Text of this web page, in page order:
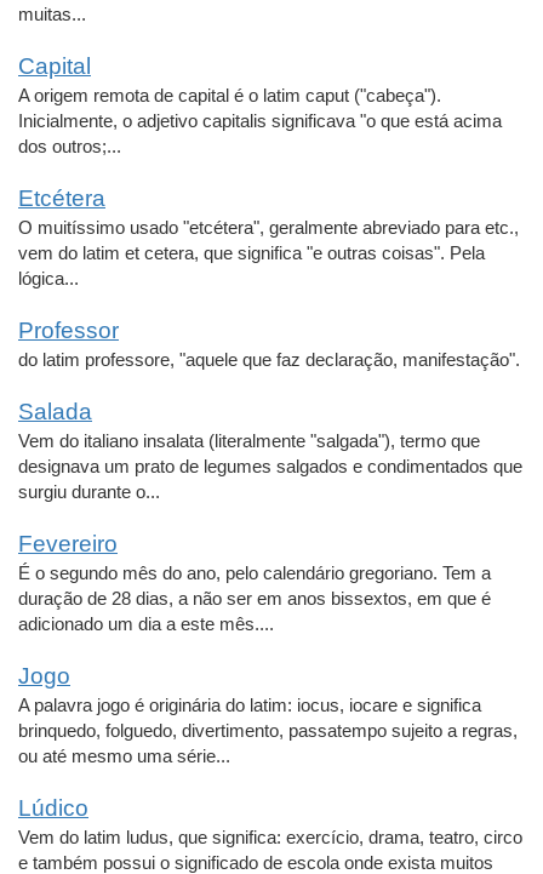
muitas...
Capital
A origem remota de capital é o latim caput ("cabeça").
Inicialmente, o adjetivo capitalis significava "o que está acima
dos outros;...
Etcétera
O muitíssimo usado "etcétera", geralmente abreviado para etc.,
vem do latim et cetera, que significa "e outras coisas". Pela
lógica...
Professor
do latim professore, "aquele que faz declaração, manifestação".
Salada
Vem do italiano insalata (literalmente "salgada"), termo que
designava um prato de legumes salgados e condimentados que
surgiu durante o...
Fevereiro
É o segundo mês do ano, pelo calendário gregoriano. Tem a
duração de 28 dias, a não ser em anos bissextos, em que é
adicionado um dia a este mês....
Jogo
A palavra jogo é originária do latim: iocus, iocare e significa
brinquedo, folguedo, divertimento, passatempo sujeito a regras,
ou até mesmo uma série...
Lúdico
Vem do latim ludus, que significa: exercício, drama, teatro, circo
e também possui o significado de escola onde exista muitos